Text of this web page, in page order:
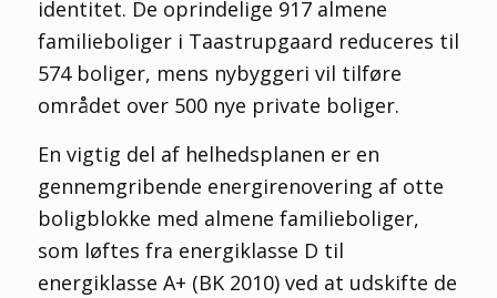
identitet. De oprindelige 917 almene
familieboliger i Taastrupgaard reduceres til
574 boliger, mens nybyggeri vil tilføre
området over 500 nye private boliger.
En vigtig del af helhedsplanen er en
gennemgribende energirenovering af otte
boligblokke med almene familieboliger,
som løftes fra energiklasse D til
energiklasse A+ (BK 2010) ved at udskifte de